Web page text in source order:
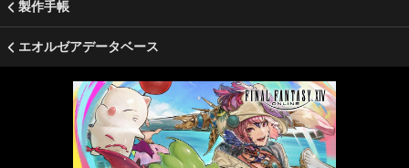
製作手帳
エオルゼアデータベース